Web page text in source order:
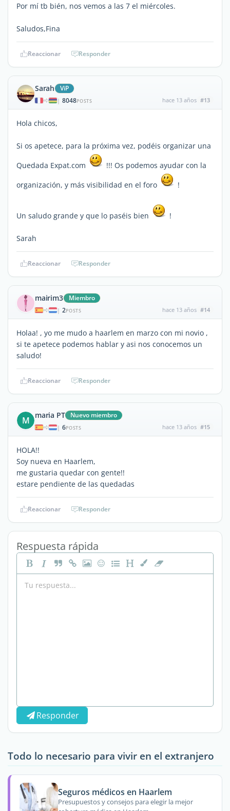
Por mí tb bién, nos vemos a las 7 el miércoles.
Saludos,Fina
Reaccionar Responder
Sarah ViP
| 8048POSTS hace 13 años #13
Hola chicos,
Si os apetece, para la próxima vez, podéis organizar una
Quedada Expat.com
!!! Os podemos ayudar con la
organización, y más visibilidad en el foro
!
Un saludo grande y que lo paséis bien !
Sarah
Reaccionar Responder
mairim3 Miembro
| 2POSTS hace 13 años #14
Holaa! , yo me mudo a haarlem en marzo con mi novio ,
si te apetece podemos hablar y asi nos conocemos un
saludo!
Reaccionar Responder
M maria PT Nuevo miembro
| 6POSTS hace 13 años #15
HOLA!!
Soy nueva en Haarlem,
me gustaria quedar con gente!!
estare pendiente de las quedadas
Reaccionar Responder
Respuesta rápida
Responder
Todo lo necesario para vivir en el extranjero
Seguros médicos en Haarlem
Presupuestos y consejos para elegir la mejor